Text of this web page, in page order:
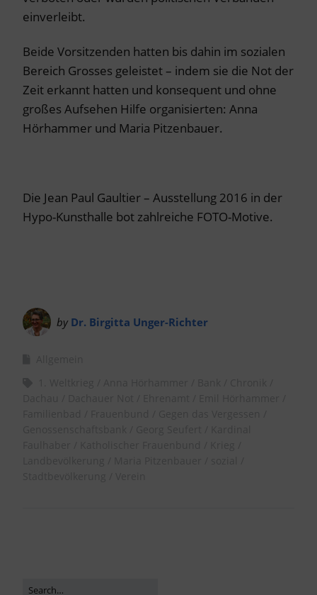
einverleibt.
Beide Vorsitzenden hatten bis dahin im sozialen
Bereich Grosses geleistet – indem sie die Not der
Zeit erkannt hatten und konsequent und ohne
großes Aufsehen Hilfe organisierten: Anna
Hörhammer und Maria Pitzenbauer.
Die Jean Paul Gaultier – Ausstellung 2016 in der
Hypo-Kunsthalle bot zahlreiche FOTO-Motive.
by Dr. Birgitta Unger-Richter